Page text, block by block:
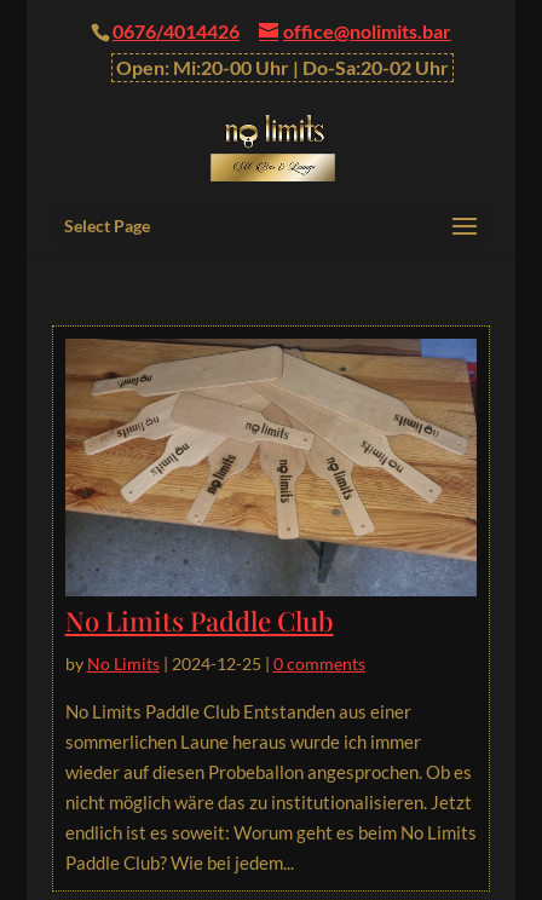
0676/4014426
office@nolimits.bar
Open: Mi:20-00 Uhr | Do-Sa:20-02 Uhr
Select Page
No Limits Paddle Club
by No Limits| 2024-12-25 | 0 comments
No Limits Paddle Club Entstanden aus einer
sommerlichen Laune heraus wurde ich immer
wieder auf diesen Probeballon angesprochen. Ob es
nicht möglich wäre das zu institutionalisieren. Jetzt
endlich ist es soweit: Worum geht es beim No Limits
Paddle Club? Wie bei jedem...